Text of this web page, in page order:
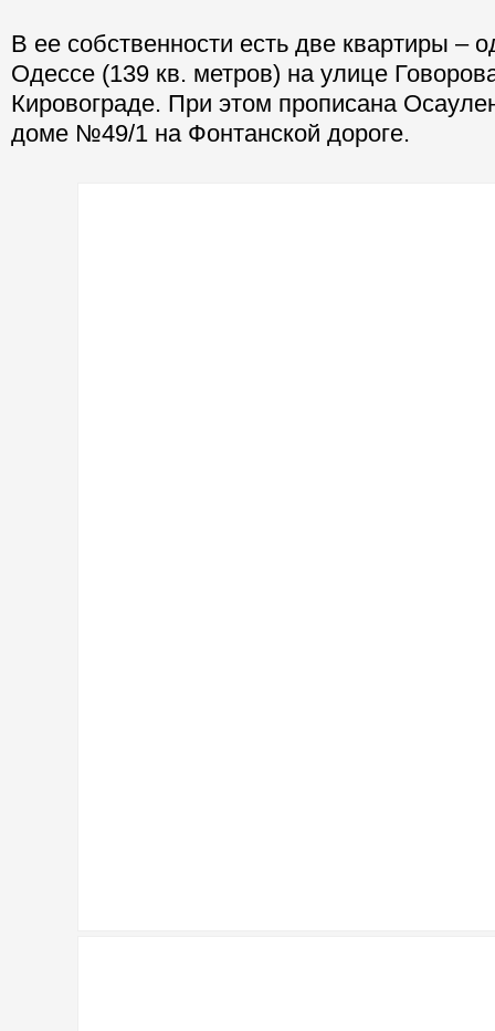
В ее собственности есть две квартиры –
Одессе (139 кв. метров) на улице
Кировограде. При этом прописана
доме №49/1 на Фонтанской дороге.